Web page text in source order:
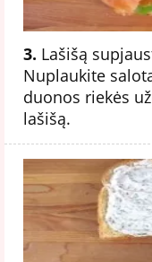
3. Lašišą
Nuplaukite
duonos riekės
lašišą.